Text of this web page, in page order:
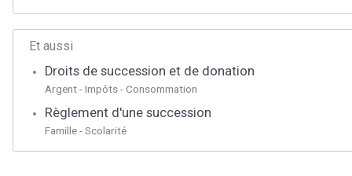
Et aussi
Droits de succession et de donation
Argent - Impôts - Consommation
Règlement d'une succession
Famille - Scolarité